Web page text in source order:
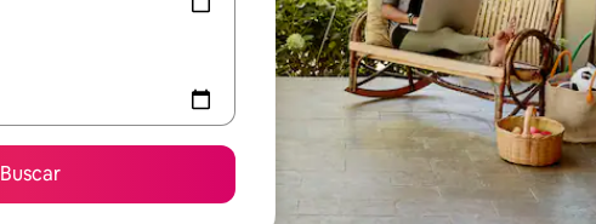
Buscar